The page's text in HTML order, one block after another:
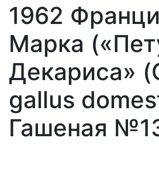
1962
Марка
Декариса»
gallus
Гашеная